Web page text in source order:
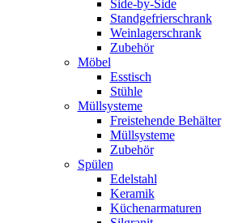
Side-by-Side
Standgefrierschrank
Weinlagerschrank
Zubehör
Möbel
Esstisch
Stühle
Müllsysteme
Freistehende Behälter
Müllsysteme
Zubehör
Spülen
Edelstahl
Keramik
Küchenarmaturen